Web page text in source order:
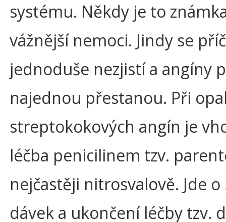
systému. Někdy je to
vážnější nemoci. Jindy se
jednoduše nezjistí a angíny
najednou přestanou. Při
streptokokových angín je
léčba penicilinem tzv.
nejčastěji nitrosvalově. Jde o
dávek a ukončení léčby tzv.